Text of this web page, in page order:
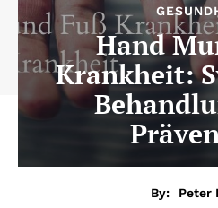
Hand
Krankheit:
By:
Peter